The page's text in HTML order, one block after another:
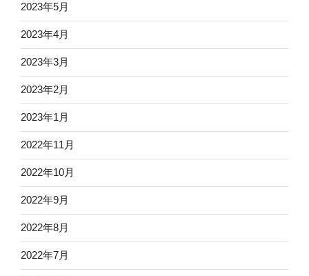
2023年5月
2023年4月
2023年3月
2023年2月
2023年1月
2022年11月
2022年10月
2022年9月
2022年8月
2022年7月